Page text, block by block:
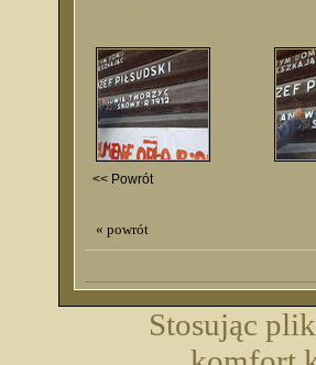
<< Powrót
« powrót
Stosując